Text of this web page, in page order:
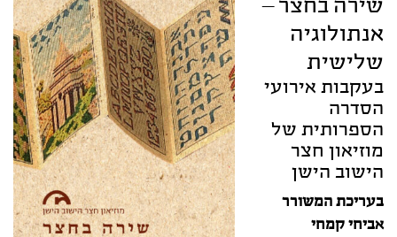
שירה בחצר –
אנתולוגיה
שלישית
בעקבות אירועי
הסדרה
הספרותית של
מוזיאון חצר
הישוב הישן
בעריכת המשורר
אביחי קמחי